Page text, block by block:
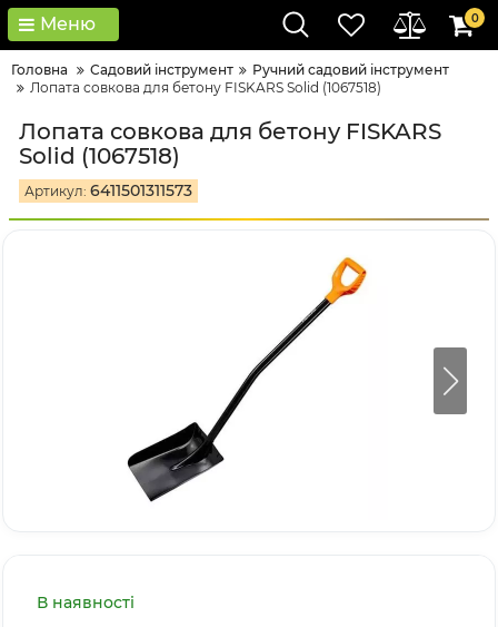
Меню 0
Головна Садовий інструмент
Ручний садовий інструмент
Лопата совкова для бетону FISKARS Solid (1067518)
Лопата совкова для бетону FISKARS
Solid (1067518)
Артикул: 6411501311573
В наявності